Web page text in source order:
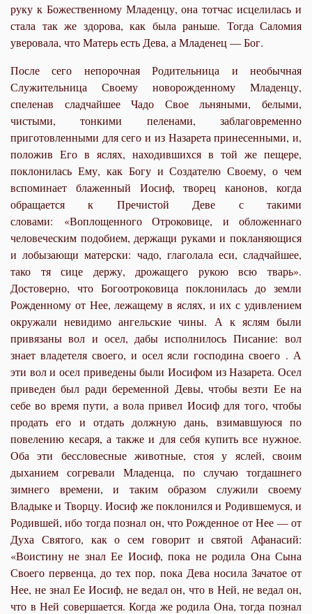
руку к Божественному Младенцу, она тотчас исцелилась и
стала так же здорова, как была раньше. Тогда Саломия
уверовала, что Матерь есть Дева, а Младенец — Бог.
После сего непорочная Родительница и необычная
Служительница Своему новорожденному Младенцу,
спеленав сладчайшее Чадо Свое льняными, белыми,
чистыми, тонкими пеленами, заблаговременно
приготовленными для сего и из Назарета принесенными, и,
положив Его в яслях, находившихся в той же пещере,
поклонилась Ему, как Богу и Создателю Своему, о чем
вспоминает блаженный Иосиф, творец канонов, когда
обращается к Пречистой Деве с такими
словами: «Воплощенного Отроковице, и обложеннаго
человеческим подобием, держащи руками и покланяющися
и лобызающи матерски: чадо, глаголала еси, сладчайшее,
тако тя сице держу, дрожащего рукою всю тварь».
Достоверно, что Богоотроковица поклонилась до земли
Рожденному от Нее, лежащему в яслях, и их с удивлением
окружали невидимо ангельские чины. А к яслям были
привязаны вол и осел, дабы исполнилось Писание: вол
знает владетеля своего, и осел ясли господина своего . А
эти вол и осел приведены были Иосифом из Назарета. Осел
приведен был ради беременной Девы, чтобы везти Ее на
себе во время пути, а вола привел Иосиф для того, чтобы
продать его и отдать должную дань, взимавшуюся по
повелению кесаря, а также и для себя купить все нужное.
Оба эти бессловесные животные, стоя у яслей, своим
дыханием согревали Младенца, по случаю тогдашнего
зимнего времени, и таким образом служили своему
Владыке и Творцу. Иосиф же поклонился и Родившемуся, и
Родившей, ибо тогда познал он, что Рожденное от Нее — от
Духа Святого, как о сем говорит и святой Афанасий:
«Воистину не знал Ее Иосиф, пока не родила Она Сына
Своего первенца, до тех пор, пока Дева носила Зачатое от
Нее, не знал Ее Иосиф, не ведал он, что в Ней, не ведал он,
что в Ней совершается. Когда же родила Она, тогда познал